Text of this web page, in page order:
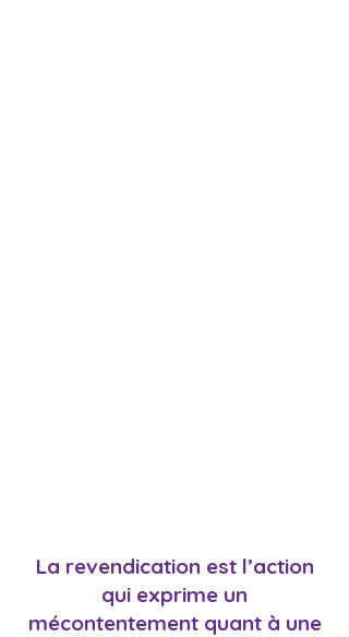
La revendication est l’action
qui exprime un
mécontentement quant à une